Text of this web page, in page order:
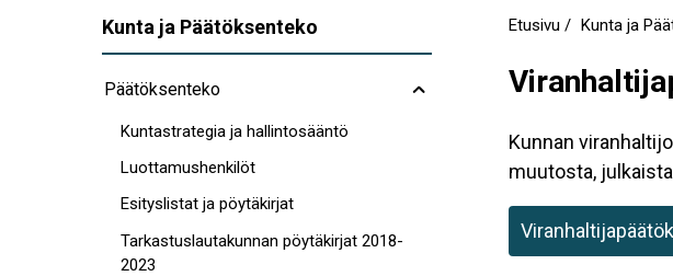
Kunta ja Päätöksenteko
Päätöksenteko
Kuntastrategia ja hallintosääntö
Luottamushenkilöt
Esityslistat ja pöytäkirjat
Tarkastuslautakunnan pöytäkirjat 2018-
2023
Etusivu Kunta ja
Kunnan
muutosta,